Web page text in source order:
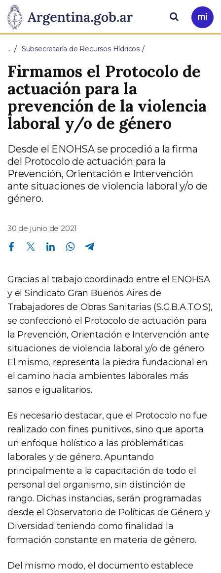
Presidencia
de
la
Nación
Pasar al contenido principal
Ir
a
Buscar
… Subsecretaría de Recursos Hídricos
Firmamos el Protocolo de
actuación para la
prevención de la violencia
laboral y/o de género
Desde el ENOHSA se procedió a la firma
del Protocolo de actuación para la
Prevención, Orientación e Intervención
ante situaciones de violencia laboral y/o de
género.
30 de junio de 2021
Compartir en Facebook Compartir en Twitter Compartir en Linkedin Compartir en Whatsapp
Gracias al trabajo coordinado entre el ENOHSA
y el Sindicato Gran Buenos Aires de
Trabajadores de Obras Sanitarias (S.G.B.A.T.O.S),
se confeccionó el Protocolo de actuación para
la Prevención, Orientación e Intervención ante
situaciones de violencia laboral y/o de género.
El mismo, representa la piedra fundacional en
el camino hacia ambientes laborales más
sanos e igualitarios.
Es necesario destacar, que el Protocolo no fue
realizado con fines punitivos, sino que aporta
un enfoque holístico a las problemáticas
laborales y de género. Apuntando
principalmente a la capacitación de todo el
personal del organismo, sin distinción de
rango. Dichas instancias, serán programadas
desde el Observatorio de Políticas de Género y
Diversidad teniendo como finalidad la
formación constante en materia de género.
Del mismo modo, el documento establece